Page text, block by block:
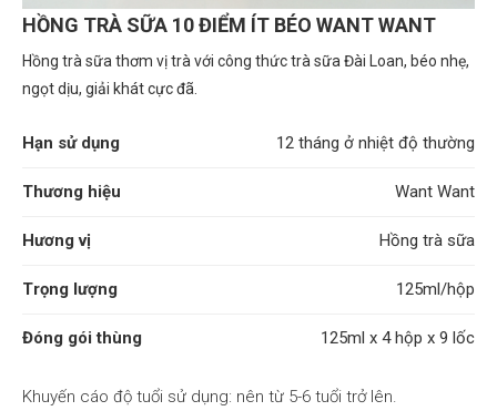
HỒNG TRÀ SỮA 10 ĐIỂM ÍT BÉO WANT WANT
Hồng trà sữa thơm vị trà với công thức trà sữa Đài Loan, béo nhẹ,
ngọt dịu, giải khát cực đã.
Hạn sử dụng 12 tháng ở nhiệt độ thường
Thương hiệu Want Want
Hương vị Hồng trà sữa
Trọng lượng 125ml/hộp
Đóng gói thùng 125ml x 4 hộp x 9 lốc
Khuyến cáo độ tuổi sử dụng: nên từ 5-6 tuổi trở lên.